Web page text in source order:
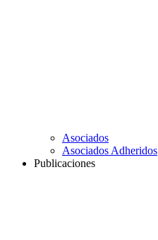
Asociados
Asociados Adheridos
Publicaciones